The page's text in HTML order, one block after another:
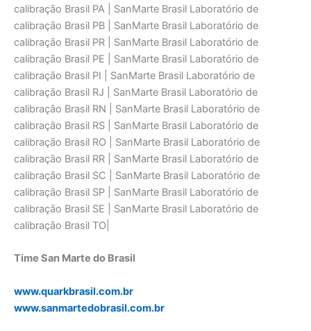
calibraçāo Brasil PA | SanMarte Brasil Laboratório de
calibraçāo Brasil PB | SanMarte Brasil Laboratório de
calibraçāo Brasil PR | SanMarte Brasil Laboratório de
calibraçāo Brasil PE | SanMarte Brasil Laboratório de
calibraçāo Brasil PI | SanMarte Brasil Laboratório de
calibraçāo Brasil RJ | SanMarte Brasil Laboratório de
calibraçāo Brasil RN | SanMarte Brasil Laboratório de
calibraçāo Brasil RS | SanMarte Brasil Laboratório de
calibraçāo Brasil RO | SanMarte Brasil Laboratório de
calibraçāo Brasil RR | SanMarte Brasil Laboratório de
calibraçāo Brasil SC | SanMarte Brasil Laboratório de
calibraçāo Brasil SP | SanMarte Brasil Laboratório de
calibraçāo Brasil SE | SanMarte Brasil Laboratório de
calibraçāo Brasil TO|
Time San Marte do Brasil
www.quarkbrasil.com.br
www.sanmartedobrasil.com.br